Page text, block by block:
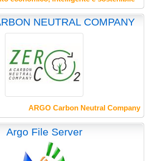
NEUTRAL COMPANY
ARGO Carbon Neutral Company
Argo File Server